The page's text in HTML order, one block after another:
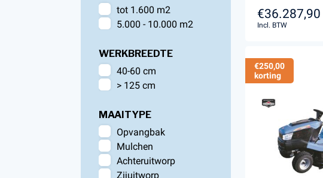
tot 1.600 m2
5.000 - 10.000 m2
WERKBREEDTE
40-60 cm
> 125 cm
MAAITYPE
Opvangbak
Mulchen
Achteruitworp
Zijuitworp
€36.287,90
Incl. BTW
€250,00
korting